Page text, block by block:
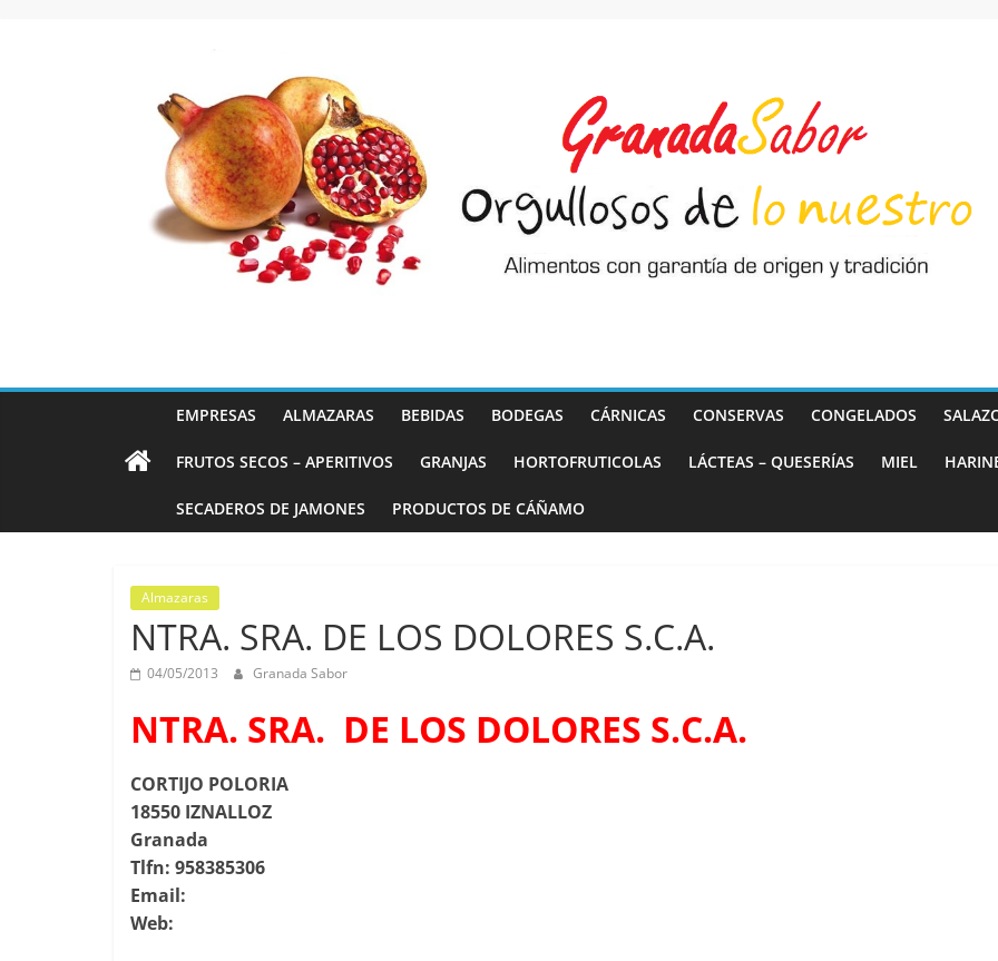
EMPRESAS ALMAZARAS BEBIDAS BODEGAS CÁRNICAS CONSERVAS CONGELADOS
FRUTOS SECOS – APERITIVOS GRANJAS HORTOFRUTICOLAS LÁCTEAS – QUESERÍAS MIEL
SECADEROS DE JAMONES PRODUCTOS DE CÁÑAMO
Almazaras
NTRA. SRA. DE LOS DOLORES S.C.A.
04/05/2013 Granada Sabor
NTRA. SRA. DE LOS DOLORES S.C.A.
CORTIJO POLORIA
18550 IZNALLOZ
Granada
Tlfn: 958385306
Email:
Web:
Panaderías
03/02/2023 Granada Sabor